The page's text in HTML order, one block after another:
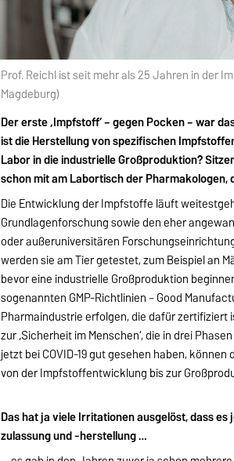
Prof. Reichl ist seit mehr als 25 Jahren in der
Magdeburg)
Der erste ‚Impfstoff‘ – gegen Pocken – war
ist die Herstellung von spezifischen
Labor in die industrielle Großproduktion?
schon mit am Labortisch der
Die Entwicklung der Impfstoffe läuft
Grundlagenforschung sowie den eher
oder außeruniversitären
werden sie am Tier getestet, zum Beispiel an
bevor eine industrielle Großproduktion
sogenannten GMP-Richtlinien – Good
Pharmaindustrie erfolgen, die dafür zertifiziert
zur ‚Sicherheit im Menschen‘, die in drei
jetzt bei COVID-19 gut gesehen haben,
von der Impfstoffentwicklung bis zur
Das hat ja viele Irritationen ausgelöst, dass
zulassung und -herstellung …